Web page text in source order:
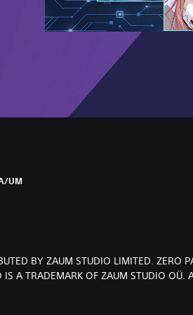
UM
BY ZAUM STUDIO LIMITED. ZERO
A TRADEMARK OF ZAUM STUDIO OÜ.